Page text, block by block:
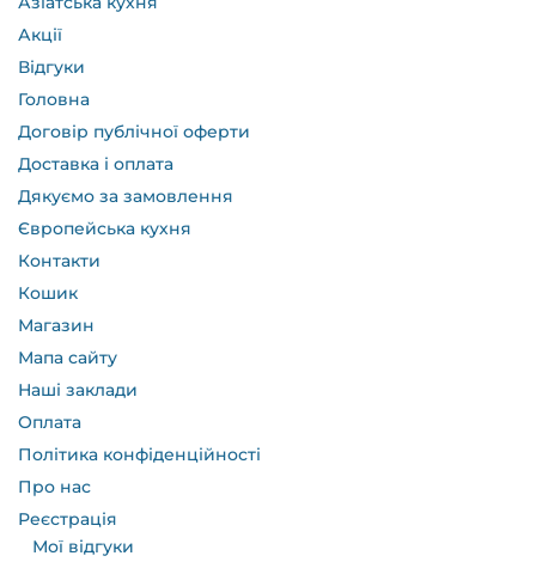
Акції
Відгуки
Головна
Договір публічної оферти
Доставка і оплата
Дякуємо за замовлення
Європейська кухня
Контакти
Кошик
Магазин
Мапа сайту
Наші заклади
Оплата
Політика конфіденційності
Про нас
Реєстрація
Мої відгуки